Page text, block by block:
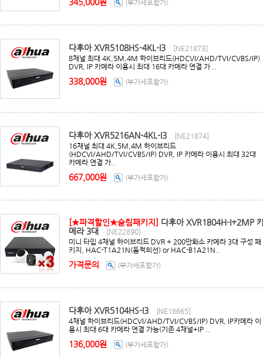
345,000원 (부가세포함가)
다후아 XVR5108HS-4KL-I3
[NE21873]
8채널 최대 4K,5M,4M 하이브리드(HDCVI/AHD/TVI/CVBS/IP)
DVR, IP 카메라 이용시 최대 16대 카메라 연결 가 ..
338,000원 (부가세포함가)
다후아 XVR5216AN-4KL-I3
[NE21874]
16채널 최대 4K,5M,4M 하이브리드
(HDCVI/AHD/TVI/CVBS/IP) DVR, IP 카메라 이용시 최대 32대
카메라 연결 가..
667,000원 (부가세포함가)
[★파격할인★슬림패키지] 다후아 XVR1B04H-I+2MP
메라 3대
[NE22890]
미니 타입 4채널 하이브리드 DVR + 200만화소 카메라 3대 구성 패
키지, HAC-T1A21N(돔적외선) or HAC-B1A21N..
가격문의 (부가세포함가)
다후아 XVR5104HS-I3
[NE18665]
4채널 하이브리드(HDCVI/AHD/TVI/CVBS/IP) DVR, IP카메라 이
용시 최대 6대 카메라 연결 가능(기존 4채널+IP ..
136,000원 (부가세포함가)